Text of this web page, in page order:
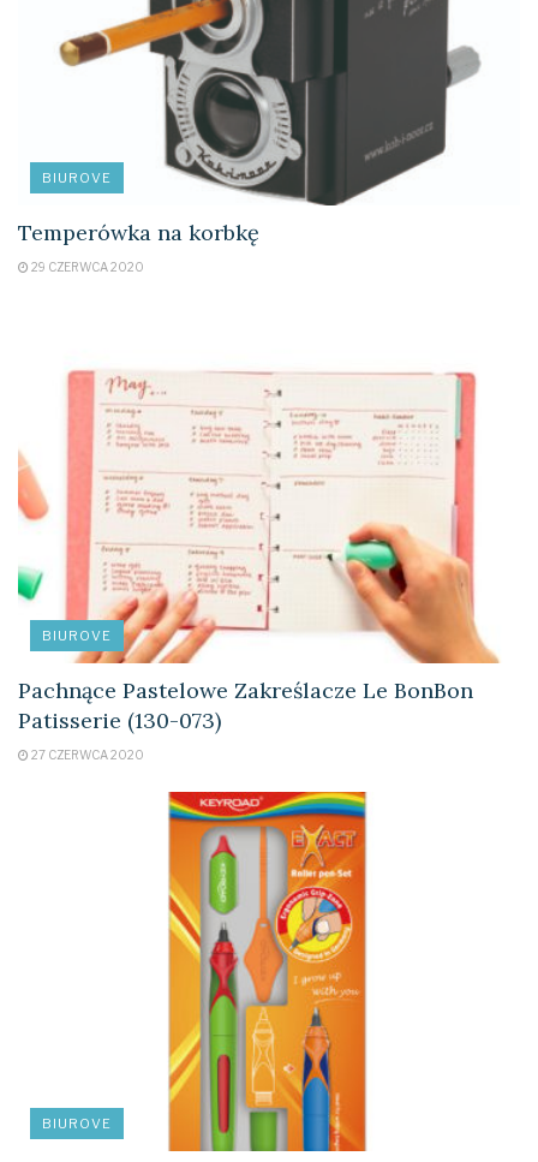
BIUROVE
Temperówka na korbkę
29 CZERWCA 2020
BIUROVE
Pachnące Pastelowe Zakreślacze Le BonBon
Patisserie (130-073)
27 CZERWCA 2020
BIUROVE